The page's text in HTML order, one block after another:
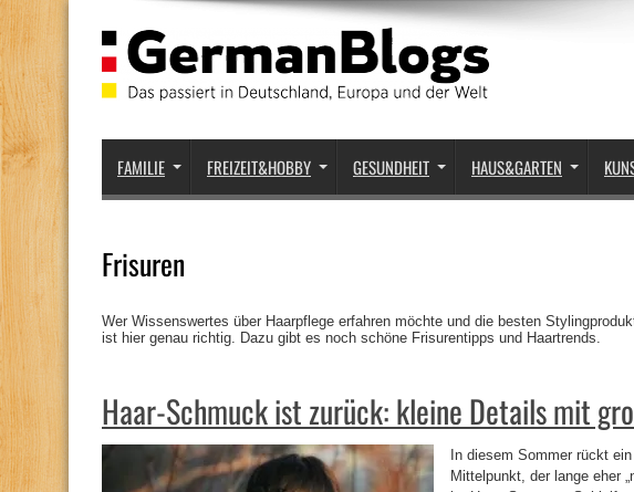
FAMILIE FREIZEIT&HOBBY GESUNDHEIT HAUS&GARTEN
Frisuren
Wer Wissenswertes über Haarpflege erfahren möchte und die besten
ist hier genau richtig. Dazu gibt es noch schöne Frisurentipps und Haartrends.
Haar-Schmuck ist zurück: kleine Details mit
In diesem Sommer rückt
Mittelpunkt, der lange eher